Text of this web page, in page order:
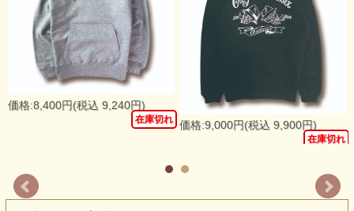
価格:8,400円(税込 9,240円)
在庫切れ
価格:9,000円(税込 9,900円)
在庫切れ